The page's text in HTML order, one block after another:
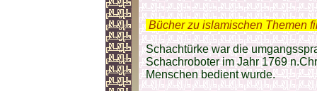
Bücher zu islamischen Themen
Schachtürke war die
Schachroboter im Jahr 1769
Menschen bedient wurde.